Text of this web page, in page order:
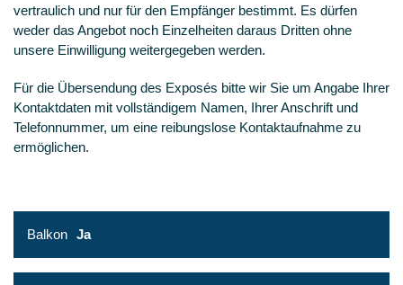
vertraulich und nur für den Empfänger bestimmt. Es dürfen
weder das Angebot noch Einzelheiten daraus Dritten ohne
unsere Einwilligung weitergegeben werden.
Für die Übersendung des Exposés bitte wir Sie um Angabe Ihrer
Kontaktdaten mit vollständigem Namen, Ihrer Anschrift und
Telefonnummer, um eine reibungslose Kontaktaufnahme zu
ermöglichen.
Balkon Ja